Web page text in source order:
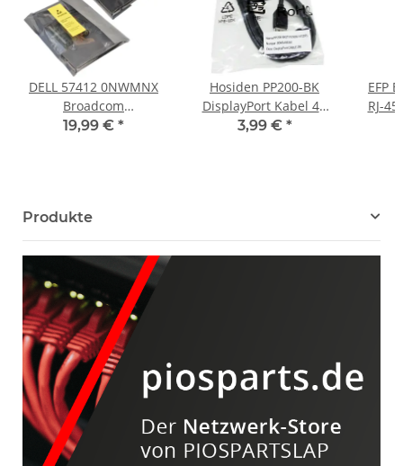
DELL 57412 0NWMNX
Broadcom
BCM957412M 2x SFP +
19,99 € *
Hosiden PP200-BK
DisplayPort Kabel 4K
DP-DP 2m lang schwarz
3,99 € *
EFP
RJ-
Produkte